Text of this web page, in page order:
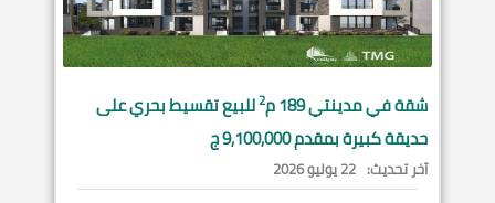
شقة فيمدينتي189 م 2للبيع تقسيط بحري على
حديقة كبيرة بمقدم 9,100,000 ج
آخر تحديث: 22 يوليو 2026